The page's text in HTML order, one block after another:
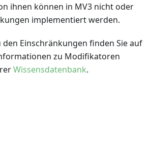
ihnen können in MV3 nicht oder
implementiert werden.
den Einschränkungen finden Sie auf
zu Modifikatoren
Wissensdatenbank.